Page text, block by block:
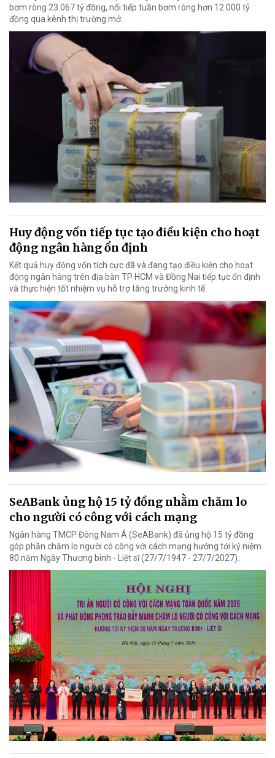
bơm ròng 23.067 tỷ đồng, nối tiếp tuần bơm ròng hơn 12.000 tỷ
đồng qua kênh thị trường mở.
Huy động vốn tiếp tục tạo điều kiện cho hoạt
động ngân hàng ổn định
Kết quả huy động vốn tích cực đã và đang tạo điều kiện cho hoạt
động ngân hàng trên địa bàn TP HCM và Đồng Nai tiếp tục ổn định
và thực hiện tốt nhiệm vụ hỗ trợ tăng trưởng kinh tế.
SeABank ủng hộ 15 tỷ đồng nhằm chăm lo
cho người có công với cách mạng
Ngân hàng TMCP Đông Nam Á (SeABank) đã ủng hộ 15 tỷ đồng
góp phần chăm lo người có công với cách mạng hướng tới kỷ niệm
80 năm Ngày Thương binh - Liệt sĩ (27/7/1947 - 27/7/2027).